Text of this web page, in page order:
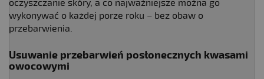
oczyszczanie skóry, a co najważniejsze można go
wykonywać o każdej porze roku – bez obaw o
przebarwienia.
Usuwanie przebarwień posłonecznych kwasami
owocowymi